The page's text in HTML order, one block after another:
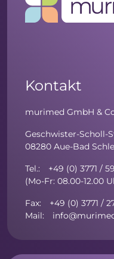
Kontakt
murimed GmbH &
Geschwister-Scholl-
08280 Aue-Bad
Tel.: +49 (0) 3771 /
(Mo-Fr: 08.00-12.00
Fax: +49 (0) 3771 /
Mail: